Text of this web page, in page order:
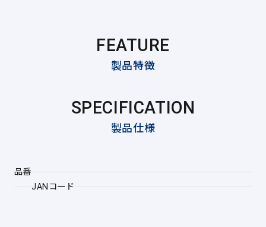
FEATURE
製品特徴
SPECIFICATION
製品仕様
品番
JANコード